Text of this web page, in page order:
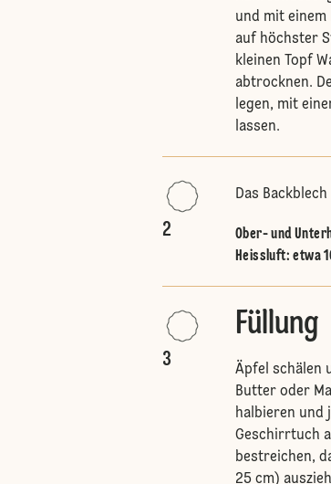
und mit
auf höchster
kleinen Topf
abtrocknen.
legen, mit
lassen.
2
Das
Ober- und
Heissluft: etwa
3
Füllung
Äpfel schälen
Butter oder
halbieren und
Geschirrtuch
bestreichen,
25 cm)